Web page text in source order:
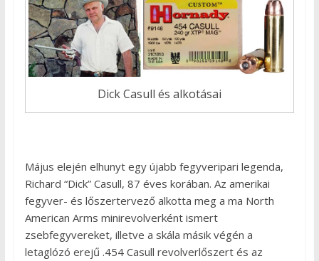
Dick Casull és alkotásai
Május elején elhunyt egy újabb fegyveripari legenda,
Richard “Dick” Casull, 87 éves korában. Az amerikai
fegyver- és lőszertervező alkotta meg a ma North
American Arms minirevolverként ismert
zsebfegyvereket, illetve a skála másik végén a
letaglózó erejű .454 Casull revolverlőszert és az